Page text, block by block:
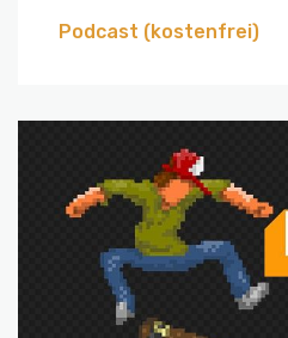
Podcast (kostenfrei)